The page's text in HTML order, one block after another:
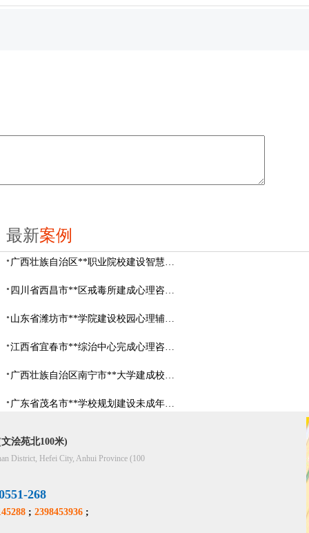
最新案例
广西壮族自治区**职业院校建设智慧校园心理咨询室
四川省西昌市**区戒毒所建成心理咨询室
山东省​潍坊市**学院建设校园心理辅导中心
江西省宜春市**综治中心完成心理咨询室建设
广西壮族自治区南宁市**大学建成校园心理咨询室
广东省茂名市**学校规划建设未成年人辅导中心
浍苑北100米)
District, Hefei City, Anhui Province (100
268
; 2398453936 ;